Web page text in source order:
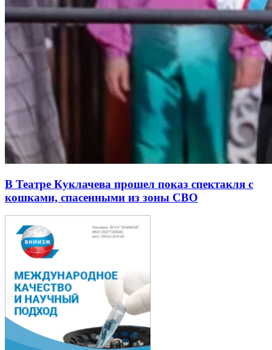
В Театре Куклачева прошел показ спектакля с
кошками, спасенными из зоны СВО